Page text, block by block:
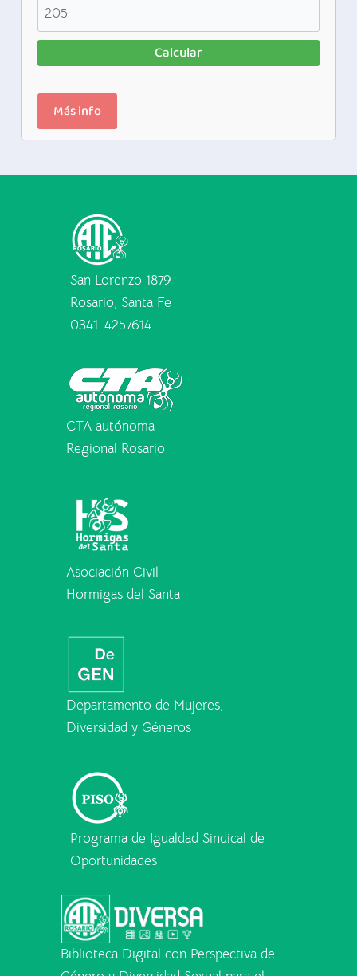
Calcular
Más info
San Lorenzo 1879
Rosario, Santa Fe
0341-4257614
CTA autónoma
Regional Rosario
Asociación Civil
Hormigas del Santa
Departamento de Mujeres,
Diversidad y Géneros
Programa de Igualdad Sindical de
Oportunidades
Biblioteca Digital con Perspectiva de